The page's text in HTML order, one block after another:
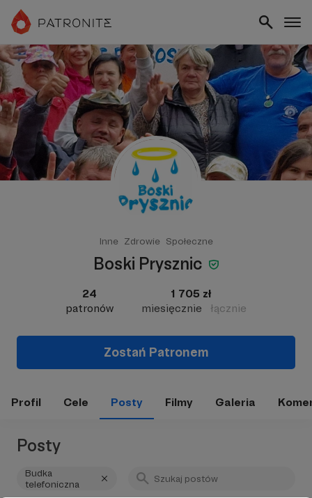
Inne Zdrowie Społeczne
Boski Prysznic
24
patronów
1 705 zł
miesięcznie
łącznie
Zostań Patronem
Profil Cele Posty Filmy Galeria
Posty
Budka
telefoniczna